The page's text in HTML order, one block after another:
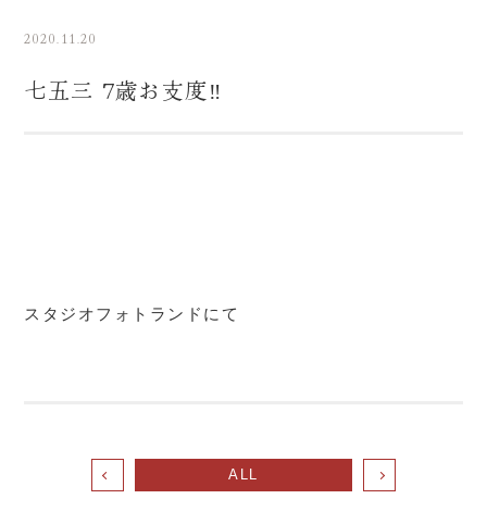
2020.11.20
七五三 7歳お支度‼︎
スタジオフォトランドにて
ALL